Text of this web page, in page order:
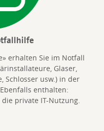
erhalten Sie im Notfall
Glaser,
Schlosser usw.) in der
enthalten:
private IT-Nutzung.